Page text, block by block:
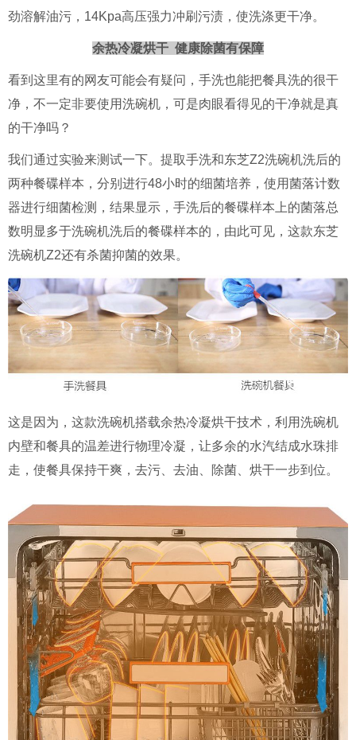
劲溶解油污，14Kpa高压强力冲刷污渍，使洗涤更干净。
余热冷凝烘干 健康除菌有保障
看到这里有的网友可能会有疑问，手洗也能把餐具洗的很干
净，不一定非要使用洗碗机，可是肉眼看得见的干净就是真
的干净吗？
我们通过实验来测试一下。提取手洗和东芝Z2洗碗机洗后的
两种餐碟样本，分别进行48小时的细菌培养，使用菌落计数
器进行细菌检测，结果显示，手洗后的餐碟样本上的菌落总
数明显多于洗碗机洗后的餐碟样本的，由此可见，这款东芝
洗碗机Z2还有杀菌抑菌的效果。
这是因为，这款洗碗机搭载余热冷凝烘干技术，利用洗碗机
内壁和餐具的温差进行物理冷凝，让多余的水汽结成水珠排
走，使餐具保持干爽，去污、去油、除菌、烘干一步到位。